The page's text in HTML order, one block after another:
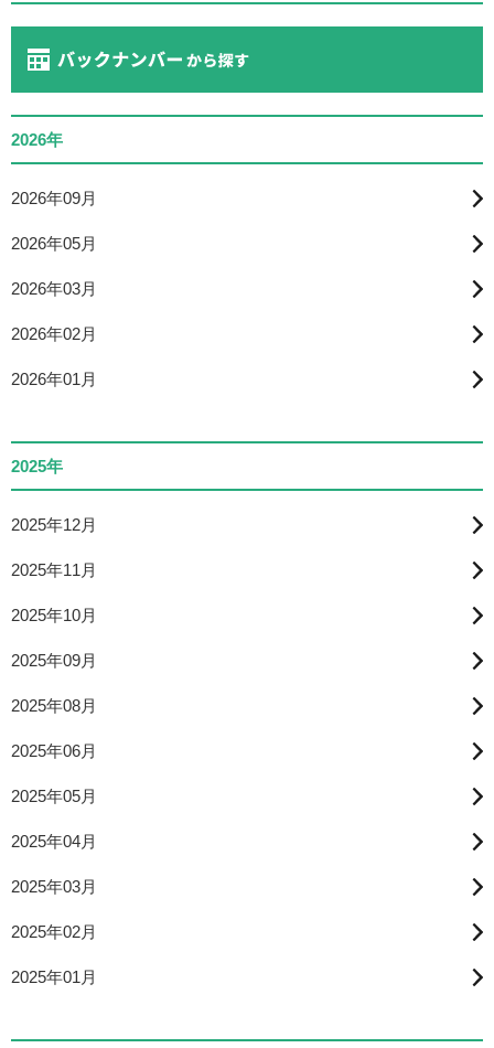
2026年
2026年09月
2026年05月
2026年03月
2026年02月
2026年01月
2025年
2025年12月
2025年11月
2025年10月
2025年09月
2025年08月
2025年06月
2025年05月
2025年04月
2025年03月
2025年02月
2025年01月